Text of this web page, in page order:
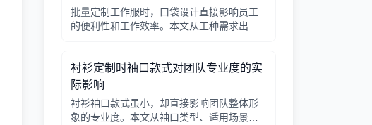
批量定制工作服时，口袋设计直接影响员工
的便利性和工作效率。本文从工种需求出
衬衫定制时袖口款式对团队专业度的实
际影响
衬衫袖口款式虽小，却直接影响团队整体形
象的专业度。本文从袖口类型、适用场景、